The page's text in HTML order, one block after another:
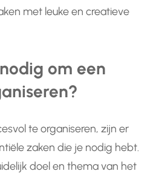
met leuke en creatieve
om een
te organiseren, zijn er
zaken die je nodig hebt.
doel en thema van het